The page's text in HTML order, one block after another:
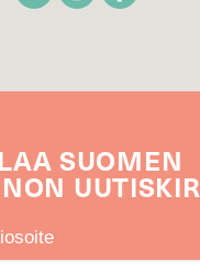
SUOMEN